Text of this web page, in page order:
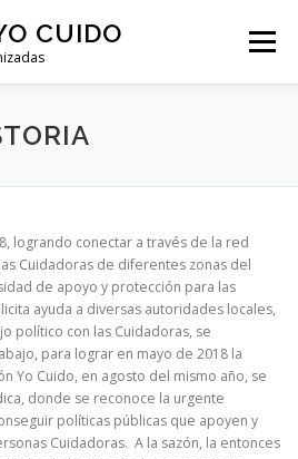
CUIDO Menu
BIBLIOTECA
logrando conectar a través de la red
Cuidadoras de diferentes zonas del
de apoyo y protección para las
ayuda a diversas autoridades locales,
político con las Cuidadoras, se
para lograr en mayo de 2018 la
Yo Cuido, en agosto del mismo año, se
donde se reconoce la urgente
políticas públicas que apoyen y
Cuidadoras. A la sazón, la entonces